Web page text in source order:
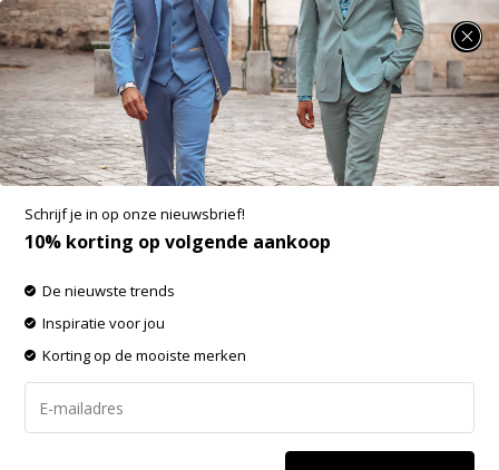
SUMMER SALE: 25% t/m 50% korting op heel veel zomerse items!
Gabbiano Shirt Shortsleeve Jacquard Almond
(3366323 MATIC - 994)
Aan verlanglijst toevoegen
Schrijf je in op onze nieuwsbrief!
10% korting op volgende aankoop
De nieuwste trends
Inspiratie voor jou
Korting op de mooiste merken